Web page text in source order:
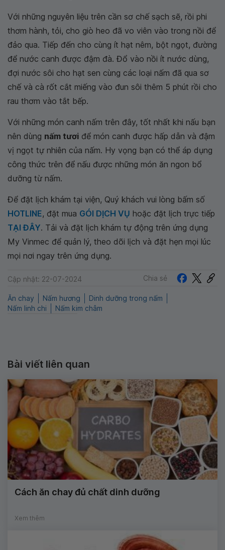
Với những nguyên liệu trên cần sơ chế sạch sẽ, rồi phi
thơm hành, tỏi, cho giò heo đã vo viên vào trong nồi để
đảo qua. Tiếp đến cho cùng ít hạt nêm, bột ngọt, đường
để nước canh được đậm đà. Đổ vào nồi ít nước dùng,
đợi nước sôi cho hạt sen cùng các loại nấm đã qua sơ
chế và cà rốt cắt miếng vào đun sôi thêm 5 phút rồi cho
rau thơm vào tắt bếp.
Với những món canh nấm trên đây, tốt nhất khi nấu bạn
nên dùng nấm tươi để món canh được hấp dẫn và đậm
vị ngọt tự nhiên của nấm. Hy vọng bạn có thể áp dụng
công thức trên để nấu được những món ăn ngon bổ
dưỡng từ nấm.
Để đặt lịch khám tại viện, Quý khách vui lòng bấm số
HOTLINE, đặt mua GÓI DỊCH VỤ hoặc đặt lịch trực tiếp
TẠI ĐÂY. Tải và đặt lịch khám tự động trên ứng dụng
My Vinmec để quản lý, theo dõi lịch và đặt hẹn mọi lúc
mọi nơi ngay trên ứng dụng.
Cập nhật: 22-07-2024 Chia sẻ
Ăn chay Nấm hương
Dinh dưỡng trong nấm
Nấm linh chi
Nấm kim châm
Bài viết liên quan
Cách ăn chay đủ chất dinh dưỡng
Xem thêm